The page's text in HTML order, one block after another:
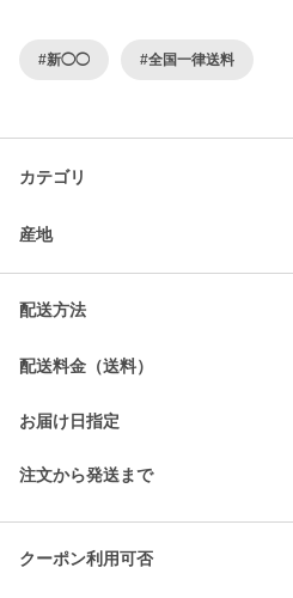
#新◯◯ #全国一律送料
カテゴリ
産地
配送方法
配送料金（送料）
お届け日指定
注文から発送まで
クーポン利用可否